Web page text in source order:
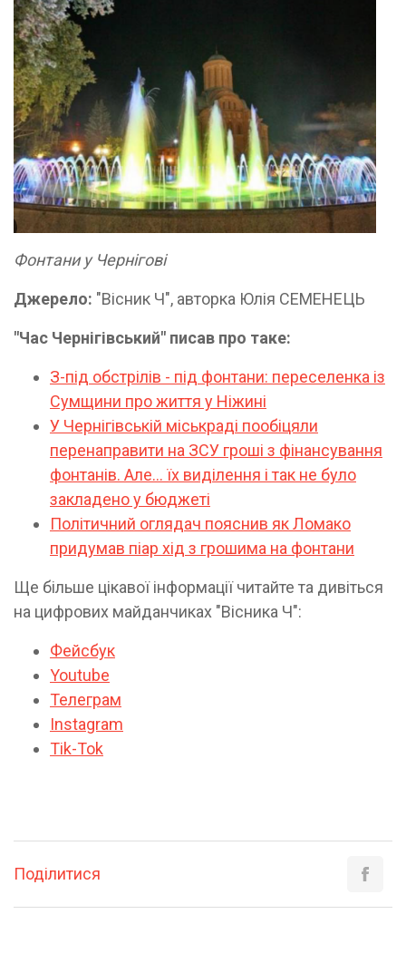
Фонтани у Чернігові
Джерело: "Вісник Ч", авторка Юлія СЕМЕНЕЦЬ
"Час Чернігівський" писав про таке:
З-під обстрілів - під фонтани: переселенка із
Сумщини про життя у Ніжині
У Чернігівській міськраді пообіцяли
перенаправити на ЗСУ гроші з фінансування
фонтанів. Але… їх виділення і так не було
закладено у бюджеті
Політичний оглядач пояснив як Ломако
придумав піар хід з грошима на фонтани
Ще більше цікавої інформації читайте та дивіться
на цифрових майданчиках "Вісника Ч":
Фейсбук
Youtube
Телеграм
Instagram
Tik-Tok
Поділитися